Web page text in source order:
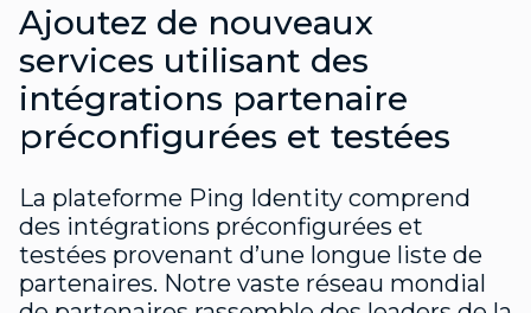
Ajoutez de nouveaux
services utilisant des
intégrations partenaire
préconfigurées et testées
La plateforme Ping Identity comprend
des intégrations préconfigurées et
testées provenant d’une longue liste de
partenaires. Notre vaste réseau mondial